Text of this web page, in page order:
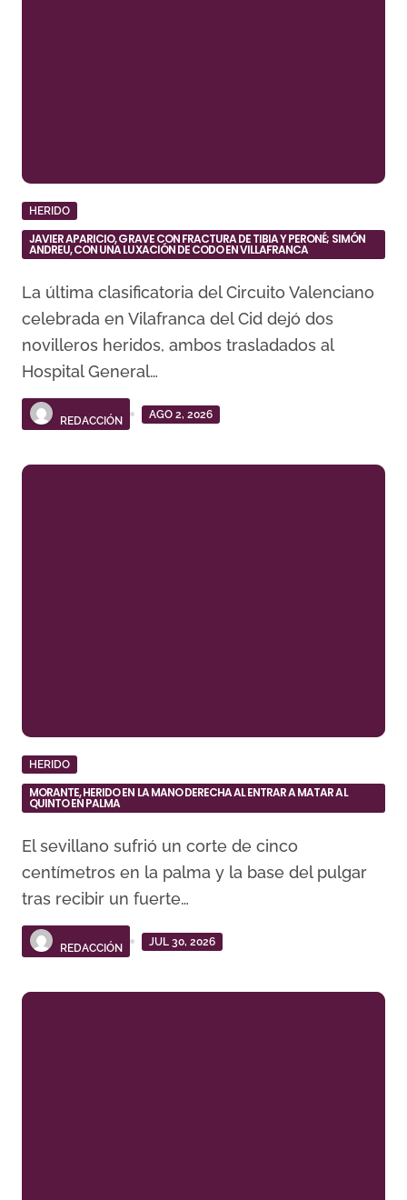
HERIDO
JAVIER APARICIO, GRAVE CON FRACTURA DE TIBIA Y PERONÉ; SIMÓN
ANDREU, CON UNA LUXACIÓN DE CODO EN VILLAFRANCA
La última clasificatoria del Circuito Valenciano
celebrada en Vilafranca del Cid dejó dos
novilleros heridos, ambos trasladados al
Hospital General…
REDACCIÓN
AGO 2, 2026
HERIDO
MORANTE, HERIDO EN LA MANO DERECHA AL ENTRAR A MATAR AL
QUINTO EN PALMA
El sevillano sufrió un corte de cinco
centímetros en la palma y la base del pulgar
tras recibir un fuerte…
REDACCIÓN
JUL 30, 2026